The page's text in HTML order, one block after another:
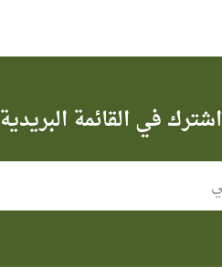
اشترك في القائمة البريدية